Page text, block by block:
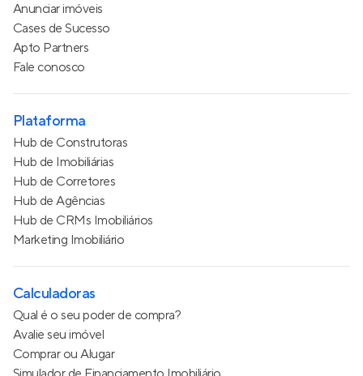
Anunciar imóveis
Cases de Sucesso
Apto Partners
Fale conosco
Plataforma
Hub de Construtoras
Hub de Imobiliárias
Hub de Corretores
Hub de Agências
Hub de CRMs Imobiliários
Marketing Imobiliário
Calculadoras
Qual é o seu poder de compra?
Avalie seu imóvel
Comprar ou Alugar